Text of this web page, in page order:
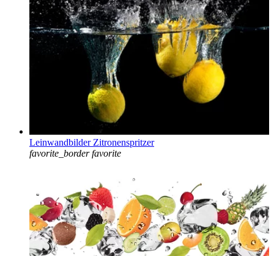
Leinwandbilder Zitronenspritzer
favorite_border favorite